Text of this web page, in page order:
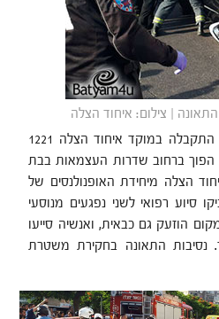
| צילום: איחוד הצלה
לפני כשעה, סמוך לשעה 17:30, התקבלה במוקד איחוד הצלה 1221
הפוך ברחוב שדרות העצמאות בבת
הצלה מיחידת האופנולנסים של
סיוע רפואי לשני נפגעים מנוסעי
הוזעק גם כבאית, ואנשיה סייעו
נסיבות התאונה בחקירת משטרת